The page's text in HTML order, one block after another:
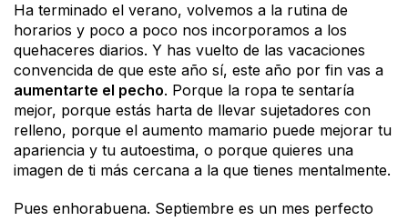
Ha terminado el verano, volvemos a la rutina de
horarios y poco a poco nos incorporamos a los
quehaceres diarios. Y has vuelto de las vacaciones
convencida de que este año sí, este año por fin vas a
aumentarte el pecho. Porque la ropa te sentaría
mejor, porque estás harta de llevar sujetadores con
relleno, porque el aumento mamario puede mejorar tu
apariencia y tu autoestima, o porque quieres una
imagen de ti más cercana a la que tienes mentalmente.
Pues enhorabuena. Septiembre es un mes perfecto